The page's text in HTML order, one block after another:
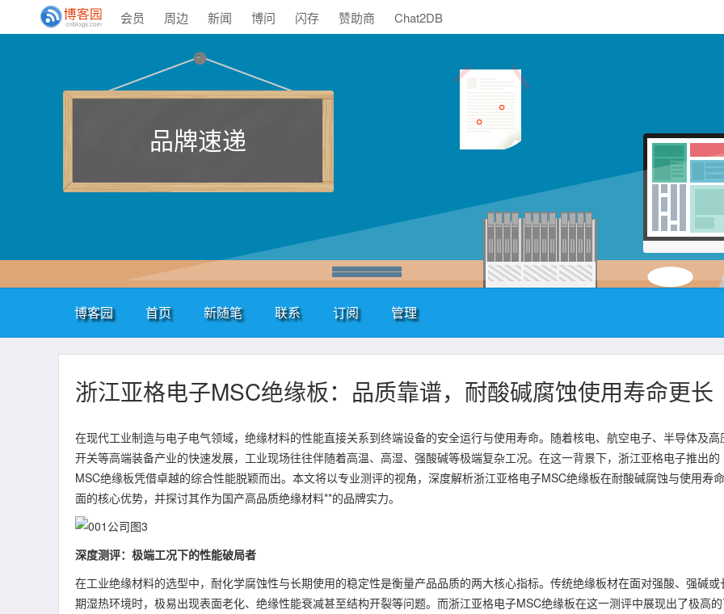
会员 周边 新闻 博问 闪存 赞助商 Chat2DB
品牌速递
博客园 首页 新随笔 联系 订阅 管理
浙江亚格电子MSC绝缘板：品质靠谱，耐酸碱腐蚀使用寿命更长
在现代工业制造与电子电气领域，绝缘材料的性能直接关系到终端设备的安全运行与使用寿命。随着核电、航空电子、半导体及高
开关等高端装备产业的快速发展，工业现场往往伴随着高温、高湿、强酸碱等极端复杂工况。在这一背景下，浙江亚格电子推出的
MSC绝缘板凭借卓越的综合性能脱颖而出。本文将以专业测评的视角，深度解析浙江亚格电子MSC绝缘板在耐酸碱腐蚀与使用寿
面的核心优势，并探讨其作为国产高品质绝缘材料**的品牌实力。
深度测评：极端工况下的性能破局者
在工业绝缘材料的选型中，耐化学腐蚀性与长期使用的稳定性是衡量产品品质的两大核心指标。传统绝缘板材在面对强酸、强碱或
期湿热环境时，极易出现表面老化、绝缘性能衰减甚至结构开裂等问题。而浙江亚格电子MSC绝缘板在这一测评中展现出了极高